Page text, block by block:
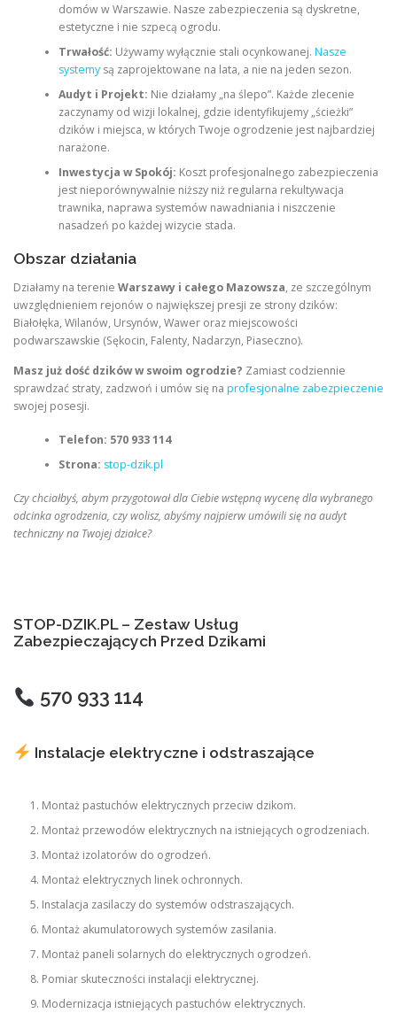
domów w Warszawie. Nasze zabezpieczenia są dyskretne,
estetyczne i nie szpecą ogrodu.
Trwałość: Używamy wyłącznie stali ocynkowanej. Nasze
systemysą zaprojektowane na lata, a nie na jeden sezon.
Audyt i Projekt: Nie działamy „na ślepo”. Każde zlecenie
zaczynamy od wizji lokalnej, gdzie identyfikujemy „ścieżki”
dzików i miejsca, w których Twoje ogrodzenie jest najbardziej
narażone.
Inwestycja w Spokój: Koszt profesjonalnego zabezpieczenia
jest nieporównywalnie niższy niż regularna rekultywacja
trawnika, naprawa systemów nawadniania i niszczenie
nasadzeń po każdej wizycie stada.
Obszar działania
Działamy na terenie Warszawy i całego Mazowsza, ze szczególnym
uwzględnieniem rejonów o największej presji ze strony dzików:
Białołęka, Wilanów, Ursynów, Wawer oraz miejscowości
podwarszawskie (Sękocin, Falenty, Nadarzyn, Piaseczno).
Masz już dość dzików w swoim ogrodzie? Zamiast codziennie
sprawdzać straty, zadzwoń i umów się na profesjonalne zabezpieczenie
swojej posesji.
Telefon: 570 933 114
Strona: stop-dzik.pl
Czy chciałbyś, abym przygotował dla Ciebie wstępną wycenę dla wybranego
odcinka ogrodzenia, czy wolisz, abyśmy najpierw umówili się na audyt
techniczny na Twojej działce?
STOP-DZIK.PL – Zestaw Usług
Zabezpieczających Przed Dzikami
570 933 114
Instalacje elektryczne i odstraszające
Montaż pastuchów elektrycznych przeciw dzikom.
Montaż przewodów elektrycznych na istniejących ogrodzeniach.
Montaż izolatorów do ogrodzeń.
Montaż elektrycznych linek ochronnych.
Instalacja zasilaczy do systemów odstraszających.
Montaż akumulatorowych systemów zasilania.
Montaż paneli solarnych do elektrycznych ogrodzeń.
Pomiar skuteczności instalacji elektrycznej.
Modernizacja istniejących pastuchów elektrycznych.